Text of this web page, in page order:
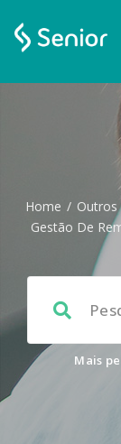
Home / Outros
Gestão De
Mais